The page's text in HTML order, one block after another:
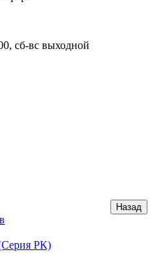
сб-вс выходной
РК)